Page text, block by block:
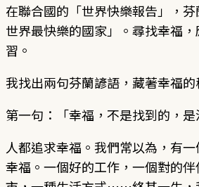
在聯合國的「世界快樂報告」，
世界最快樂的國家」。尋找幸福
習。
我找出兩句芬蘭諺語，藏著幸福的
第一句：「幸福，不是找到的，是
人都追求幸福。我們常以為，有
幸福。一個好的工作，一個對的